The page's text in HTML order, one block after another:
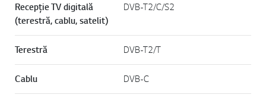
Recepție TV digitală
(terestră, cablu, satelit)
DVB-T2/C/S2
Terestră DVB-T2/T
Cablu DVB-C